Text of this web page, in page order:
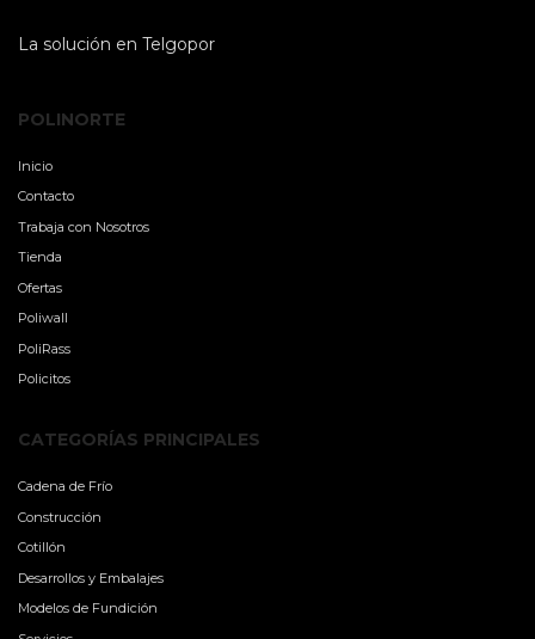
La solución en Telgopor
POLINORTE
Inicio
Contacto
Trabaja con Nosotros
Tienda
Ofertas
Poliwall
PoliRass
Policitos
CATEGORÍAS PRINCIPALES
Cadena de Frío
Construcción
Cotillón
Desarrollos y Embalajes
Modelos de Fundición